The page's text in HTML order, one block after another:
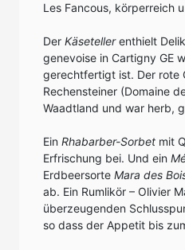
Les Fancous, körperreich
Der Käsetellerenthielt
genevoise in Cartigny GE
gerechtfertigt ist. Der rote
Rechensteiner (Domaine
Waadtland und war herb,
Ein Rhabarber-Sorbet mit
Erfrischung bei. Und ein
Erdbeersorte Mara des
ab. Ein Rumlikör – Olivier
überzeugenden
so dass der Appetit bis